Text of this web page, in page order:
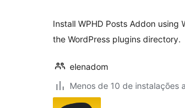
Install WPHD Posts Addon
the WordPress plugins directory.
elenadom
Menos de 10 de instalações